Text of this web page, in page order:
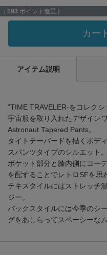
[ 193 ポイント進呈 ]
カー
アイテム説明
“TIME TRAVELER-をコレク
宇宙服を取り入れたデザイン
Astronaut Tapered Pants。
タイトテーパードを描くボデ
スパンツタイプのシルエット。
ポケット部分と膝内側にコー
を配することでレトロSFを思
テキスタイルにはストレッチ
ジー。
バックスタイルには今季のシ
グをあしらってスペーシーな